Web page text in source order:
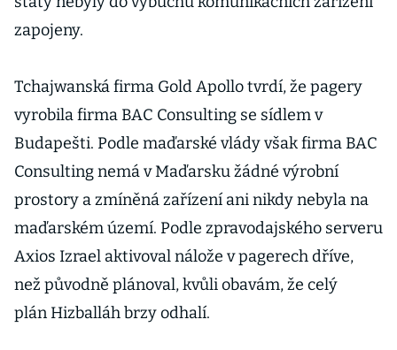
zapojeny.
Tchajwanská firma Gold Apollo tvrdí, že pagery
vyrobila firma BAC Consulting se sídlem v
Budapešti. Podle maďarské vlády však firma BAC
Consulting nemá v Maďarsku žádné výrobní
prostory a zmíněná zařízení ani nikdy nebyla na
maďarském území. Podle zpravodajského serveru
Axios Izrael aktivoval nálože v pagerech dříve,
než původně plánoval, kvůli obavám, že celý
plán Hizballáh brzy odhalí.